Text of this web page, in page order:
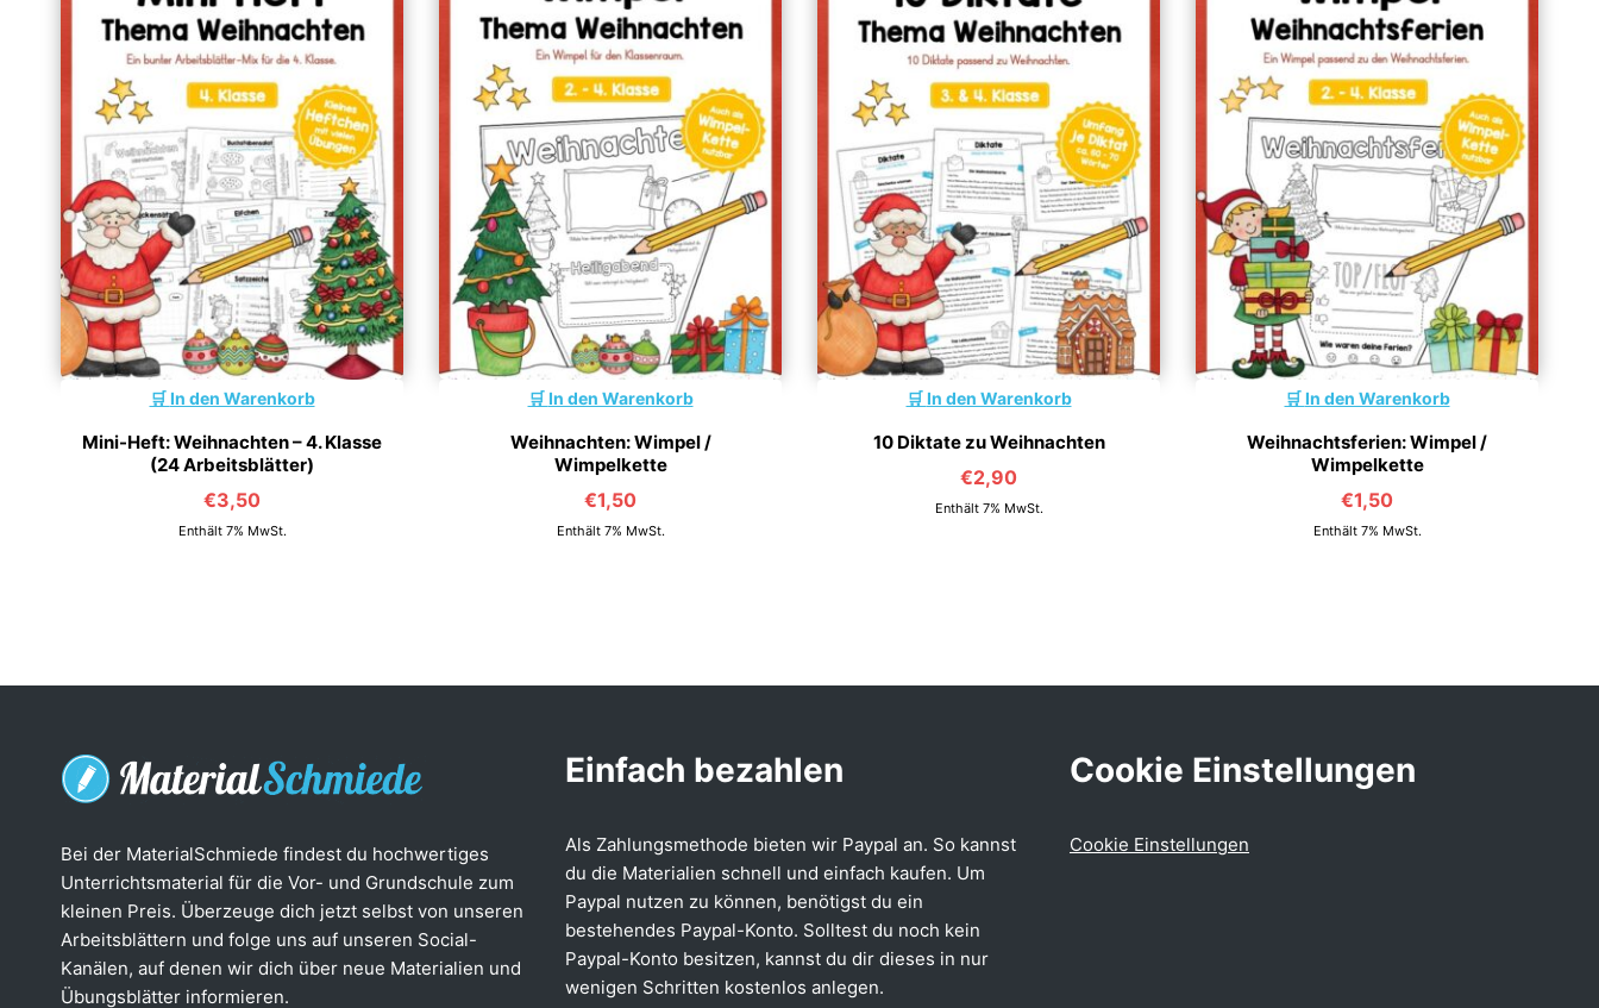
In den Warenkorb
Mini-Heft: Weihnachten – 4. Klasse
(24 Arbeitsblätter)
€3,50
Enthält 7% MwSt.
In den Warenkorb
Weihnachten: Wimpel /
Wimpelkette
€1,50
Enthält 7% MwSt.
In den Warenkorb
10 Diktate zu Weihnachten
€2,90
Enthält 7% MwSt.
In den Warenkorb
Weihnachtsferien: Wimpel /
Wimpelkette
€1,50
Enthält 7% MwSt.
Bei der MaterialSchmiede findest du hochwertiges
Unterrichtsmaterial für die Vor- und Grundschule zum
kleinen Preis. Überzeuge dich jetzt selbst von unseren
Arbeitsblättern und folge uns auf unseren Social-
Kanälen, auf denen wir dich über neue Materialien und
Übungsblätter informieren.
Einfach bezahlen
Als Zahlungsmethode bieten wir Paypal an. So kannst
du die Materialien schnell und einfach kaufen. Um
Paypal nutzen zu können, benötigst du ein
bestehendes Paypal-Konto. Solltest du noch kein
Paypal-Konto besitzen, kannst du dir dieses in nur
wenigen Schritten kostenlos anlegen.
Cookie Einstellungen
Cookie Einstellungen